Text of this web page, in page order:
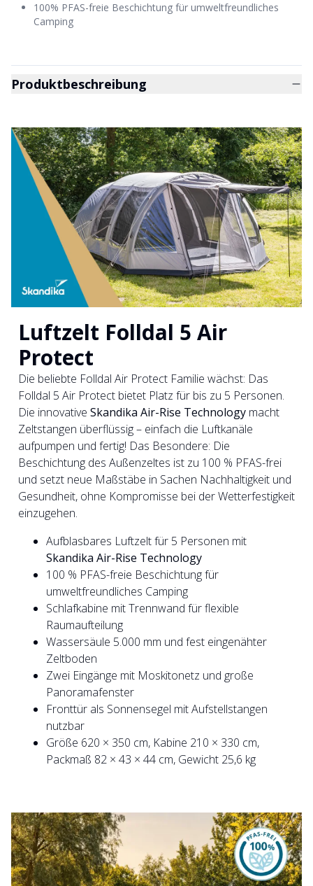
100% PFAS-freie Beschichtung für umweltfreundliches
Camping
Produktbeschreibung
Luftzelt Folldal 5 Air
Protect
Die beliebte Folldal Air Protect Familie wächst: Das
Folldal 5 Air Protect bietet Platz für bis zu 5 Personen.
Die innovative Skandika Air-Rise Technology macht
Zeltstangen überflüssig – einfach die Luftkanäle
aufpumpen und fertig! Das Besondere: Die
Beschichtung des Außenzeltes ist zu 100 % PFAS-frei
und setzt neue Maßstäbe in Sachen Nachhaltigkeit und
Gesundheit, ohne Kompromisse bei der Wetterfestigkeit
einzugehen.
Aufblasbares Luftzelt für 5 Personen mit
Skandika Air-Rise Technology
100 % PFAS-freie Beschichtung für
umweltfreundliches Camping
Schlafkabine mit Trennwand für flexible
Raumaufteilung
Wassersäule 5.000 mm und fest eingenähter
Zeltboden
Zwei Eingänge mit Moskitonetz und große
Panoramafenster
Fronttür als Sonnensegel mit Aufstellstangen
nutzbar
Größe 620 × 350 cm, Kabine 210 × 330 cm,
Packmaß 82 × 43 × 44 cm, Gewicht 25,6 kg